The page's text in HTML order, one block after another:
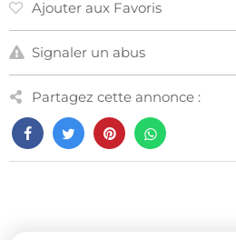
Ajouter aux Favoris
Signaler un abus
Partagez cette annonce :